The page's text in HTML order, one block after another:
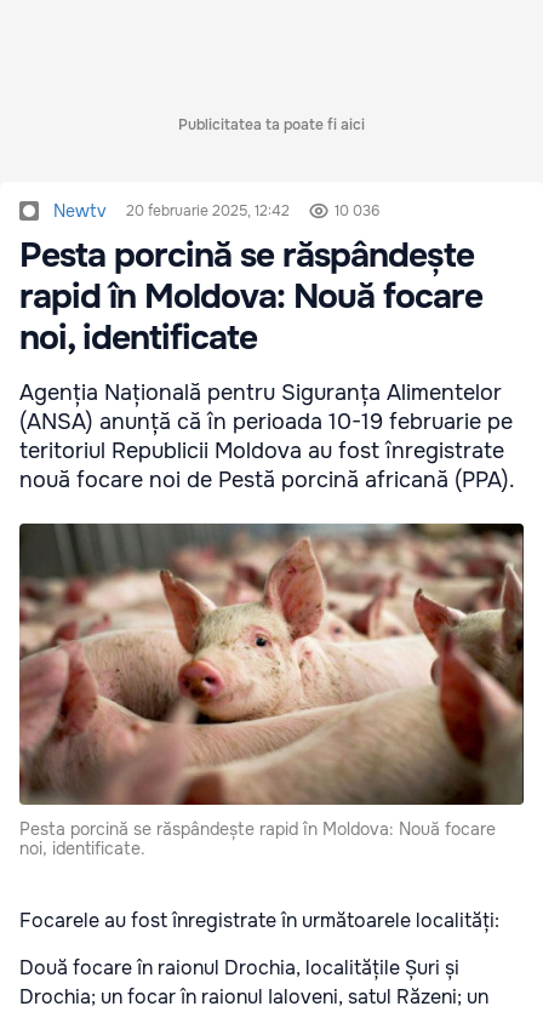
Publicitatea ta poate fi aici
Newtv 20 februarie 2025, 12:42 10 036
Pesta porcină se răspândește
rapid în Moldova: Nouă focare
noi, identificate
Agenția Națională pentru Siguranța Alimentelor
(ANSA) anunță că în perioada 10-19 februarie pe
teritoriul Republicii Moldova au fost înregistrate
nouă focare noi de Pestă porcină africană (PPA).
Pesta porcină se răspândește rapid în Moldova: Nouă focare
noi, identificate.
Focarele au fost înregistrate în următoarele localități:
Două focare în raionul Drochia, localitățile Șuri și
Drochia; un focar în raionul Ialoveni, satul Răzeni; un